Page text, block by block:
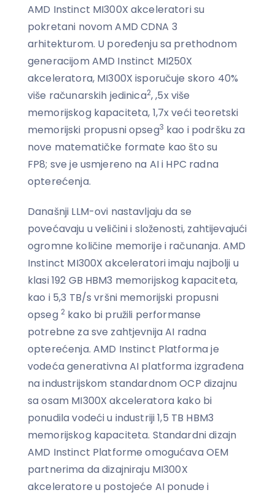
AMD Instinct MI300X akceleratori su
pokretani novom AMD CDNA 3
arhitekturom. U poređenju sa prethodnom
generacijom AMD Instinct MI250X
akceleratora, MI300X isporučuje skoro 40%
više računarskih jedinica2, ,5x više
memorijskog kapaciteta, 1,7x veći teoretski
memorijski propusni opseg3 kao i podršku za
nove matematičke formate kao što su
FP8; sve je usmjereno na AI i HPC radna
opterećenja.
Današnji LLM-ovi nastavljaju da se
povećavaju u veličini i složenosti, zahtijevajući
ogromne količine memorije i računanja. AMD
Instinct MI300X akceleratori imaju najbolji u
klasi 192 GB HBM3 memorijskog kapaciteta,
kao i 5,3 TB/s vršni memorijski propusni
opseg 2 kako bi pružili performanse
potrebne za sve zahtjevnija AI radna
opterećenja. AMD Instinct Platforma je
vodeća generativna AI platforma izgrađena
na industrijskom standardnom OCP dizajnu
sa osam MI300X akceleratora kako bi
ponudila vodeći u industriji 1,5 TB HBM3
memorijskog kapaciteta. Standardni dizajn
AMD Instinct Platforme omogućava OEM
partnerima da dizajniraju MI300X
akceleratore u postojeće AI ponude i